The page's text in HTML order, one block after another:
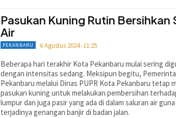
Pasukan Kuning Rutin Bersihkan
Air
PEKANBARU 6 Agustus 2024 -11:25
Beberapa hari terakhir Kota Pekanbaru mulai sering
dengan intensitas sedang. Meksipun begitu,
Pekanbaru melalui Dinas PUPR Kota Pekanbaru tetap
pasukan kuning untuk melakukan pembersihan
lumpur dan juga pasir yang ada di dalam saluran air
terjadinya genangan banjir di badan jalan.